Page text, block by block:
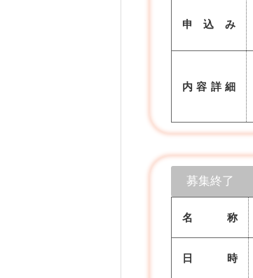
申 込 み
内容詳細
募集終了
名 称
日 時